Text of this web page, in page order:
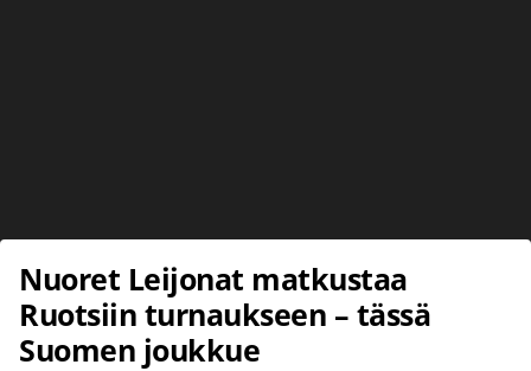
Nuoret Leijonat matkustaa
Ruotsiin turnaukseen – tässä
Suomen joukkue